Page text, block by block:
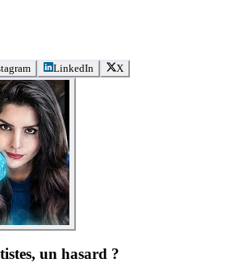
LinkedIn X
un hasard ?